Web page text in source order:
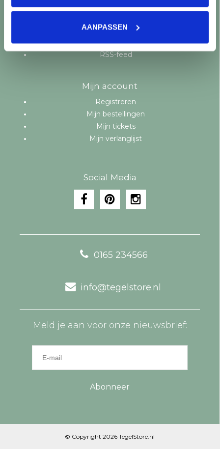
AANPASSEN
Nieuwe producten
Merken
Tags
RSS-feed
Mijn account
Registreren
Mijn bestellingen
Mijn tickets
Mijn verlanglijst
Social Media
0165 234566
info@tegelstore.nl
Meld je aan voor onze nieuwsbrief:
Abonneer
© Copyright 2026 TegelStore.nl